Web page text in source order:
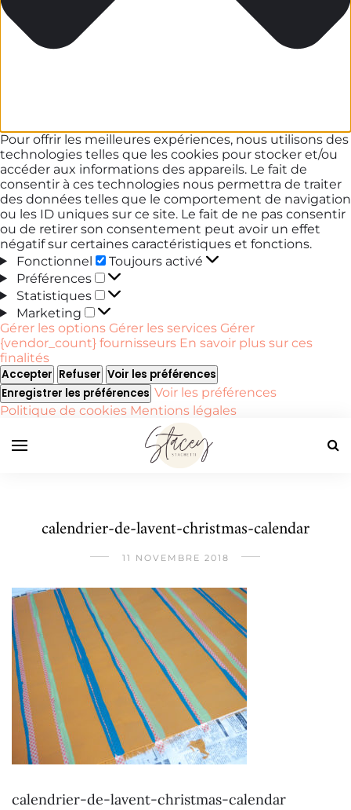
Pour offrir les meilleures expériences, nous utilisons des
technologies telles que les cookies pour stocker et/ou
accéder aux informations des appareils. Le fait de
consentir à ces technologies nous permettra de traiter
des données telles que le comportement de navigation
ou les ID uniques sur ce site. Le fait de ne pas consentir
ou de retirer son consentement peut avoir un effet
négatif sur certaines caractéristiques et fonctions.
Fonctionnel
Fonctionnel
Toujours activé
Préférences
Préférences
Statistiques
Statistiques
Marketing
Marketing
Gérer les options Gérer les services Gérer
{vendor_count} fournisseurs En savoir plus sur ces
finalités
Accepter Refuser Voir les préférences
Enregistrer les préférences Voir les préférences
Politique de cookies Mentions légales
calendrier-de-lavent-christmas-calendar
11 NOVEMBRE 2018
calendrier-de-lavent-christmas-calendar